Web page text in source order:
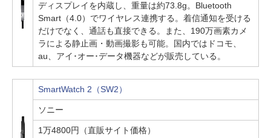
ディスプレイを内蔵し、重量は約73.8g。Bluetooth
Smart（4.0）でワイヤレス連携する。着信通知を受ける
だけでなく、通話も直接できる。また、190万画素カメ
ラによる静止画・動画撮影も可能。国内ではドコモ、
au、アイ･オー･データ機器などが販売している。
SmartWatch 2（SW2）
ソニー
1万4800円（直販サイト価格）